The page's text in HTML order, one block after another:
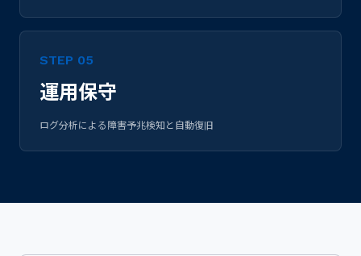
STEP 05
運用保守
ログ分析による障害予兆検知と自動復旧